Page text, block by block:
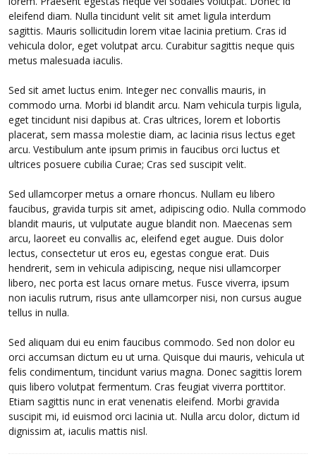
eleifend diam. Nulla tincidunt velit sit amet ligula interdum
sagittis. Mauris sollicitudin lorem vitae lacinia pretium. Cras id
vehicula dolor, eget volutpat arcu. Curabitur sagittis neque quis
metus malesuada iaculis.
Sed sit amet luctus enim. Integer nec convallis mauris, in
commodo urna. Morbi id blandit arcu. Nam vehicula turpis ligula,
eget tincidunt nisi dapibus at. Cras ultrices, lorem et lobortis
placerat, sem massa molestie diam, ac lacinia risus lectus eget
arcu. Vestibulum ante ipsum primis in faucibus orci luctus et
ultrices posuere cubilia Curae; Cras sed suscipit velit.
Sed ullamcorper metus a ornare rhoncus. Nullam eu libero
faucibus, gravida turpis sit amet, adipiscing odio. Nulla commodo
blandit mauris, ut vulputate augue blandit non. Maecenas sem
arcu, laoreet eu convallis ac, eleifend eget augue. Duis dolor
lectus, consectetur ut eros eu, egestas congue erat. Duis
hendrerit, sem in vehicula adipiscing, neque nisi ullamcorper
libero, nec porta est lacus ornare metus. Fusce viverra, ipsum
non iaculis rutrum, risus ante ullamcorper nisi, non cursus augue
tellus in nulla.
Sed aliquam dui eu enim faucibus commodo. Sed non dolor eu
orci accumsan dictum eu ut urna. Quisque dui mauris, vehicula ut
felis condimentum, tincidunt varius magna. Donec sagittis lorem
quis libero volutpat fermentum. Cras feugiat viverra porttitor.
Etiam sagittis nunc in erat venenatis eleifend. Morbi gravida
suscipit mi, id euismod orci lacinia ut. Nulla arcu dolor, dictum id
dignissim at, iaculis mattis nisl.